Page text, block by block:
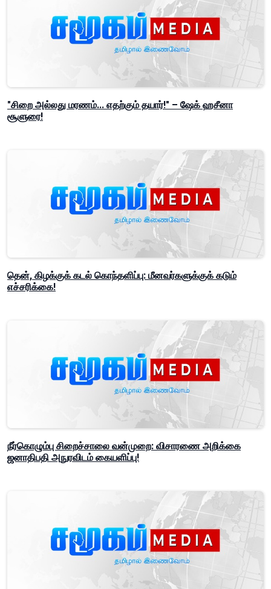
"சிறை அல்லது மரணம்... எதற்கும் தயார்!" – ஷேக் ஹசீனா
சூளுரை!
தென், கிழக்குக் கடல் கொந்தளிப்பு: மீனவர்களுக்குக் கடும்
எச்சரிக்கை!
நீர்கொழும்பு சிறைச்சாலை வன்முறை: விசாரணை அறிக்கை
ஜனாதிபதி அநுரவிடம் கையளிப்பு!